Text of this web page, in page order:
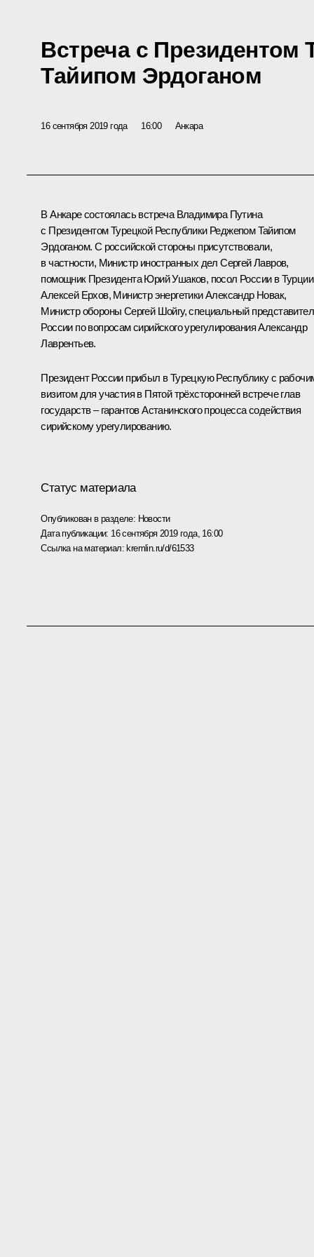
Встреча с Президентом
Тайипом Эрдоганом
16 сентября 2019 года 16:00 Анкара
В Анкаре состоялась встреча Владимира Путина
с Президентом Турецкой Республики Реджепом Тайипом
Эрдоганом. С российской стороны присутствовали,
в частности, Министр иностранных делСергей Лавров,
помощник ПрезидентаЮрий Ушаков, посол России в Турции
Алексей Ерхов, Министр энергетикиАлександр Новак,
Министр обороны Сергей Шойгу, специальный
России по вопросам сирийского урегулирования Александр
Лаврентьев.
Президент России прибыл в Турецкую Республику с
визитом для участия в Пятой трёхсторонней встрече глав
государств – гарантов Астанинского процесса содействия
сирийскому урегулированию.
Статус материала
Опубликован в разделе: Новости
Дата публикации: 16 сентября 2019 года, 16:00
Ссылка на материал:kremlin.ru/d/61533